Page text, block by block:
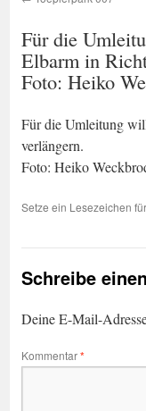
Für die
Elbarm in
Foto: Heiko
Für die Umleitung
verlängern.
Foto: Heiko
Setze ein Lesezeichen
Schreibe
Deine E-Mail-
Kommentar*